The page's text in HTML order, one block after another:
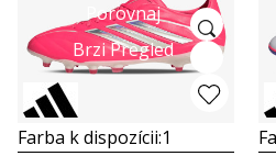
Porovnaj
Brzi Pregled
Farba k dispozícii:1